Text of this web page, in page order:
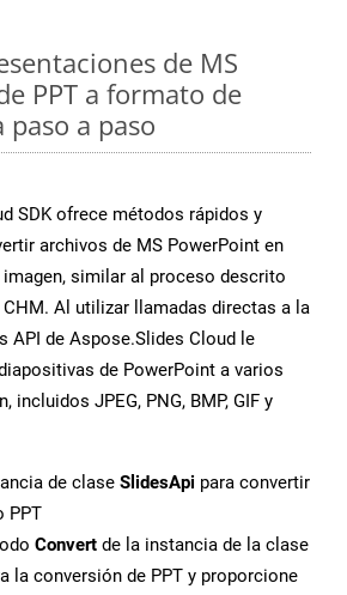
de MS
PPT a formato de
a paso
SDK ofrece métodos rápidos y
archivos de MS PowerPoint en
similar al proceso descrito
Al utilizar llamadas directas a la
API de Aspose.Slides Cloud le
de PowerPoint a varios
incluidos JPEG, PNG, BMP, GIF y
de clase SlidesApi para convertir
PPT
Convert de la instancia de la clase
la conversión de PPT y proporcione